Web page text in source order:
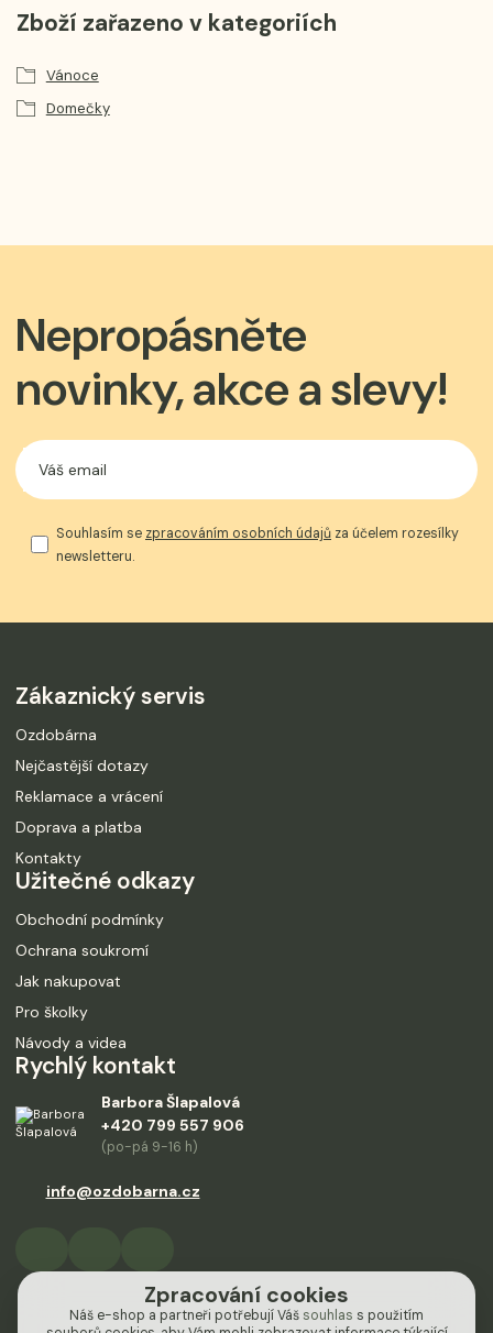
Zboží zařazeno v kategoriích
Vánoce
Domečky
Nepropásněte
novinky, akce a slevy!
Souhlasím se zpracováním osobních údajů za účelem rozesílky
newsletteru.
Zákaznický servis
Ozdobárna
Nejčastější dotazy
Reklamace a vrácení
Doprava a platba
Kontakty
Užitečné odkazy
Obchodní podmínky
Ochrana soukromí
Jak nakupovat
Pro školky
Návody a videa
Rychlý kontakt
Barbora Šlapalová
+420 799 557 906
(po-pá 9-16 h)
info@ozdobarna.cz
Zpracování cookies
Náš e-shop a partneři potřebují Váš souhlas s použitím